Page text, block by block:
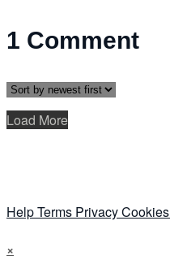
1 Comment
Load More
HelpTerms PrivacyCookies
×